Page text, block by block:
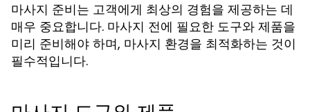
마사지 준비는 고객에게 최상의 경험을 제공하는 데
매우 중요합니다. 마사지 전에 필요한 도구와 제품을
미리 준비해야 하며, 마사지 환경을 최적화하는 것이
필수적입니다.